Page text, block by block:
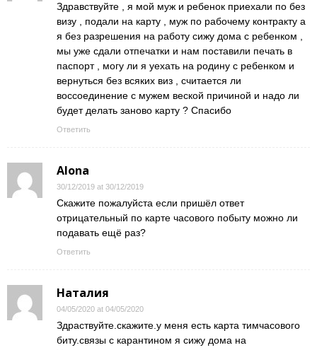
Здравствуйте , я мой муж и ребенок приехали по без
визу , подали на карту , муж по рабочему контракту а
я без разрешения на работу сижу дома с ребенком ,
мы уже сдали отпечатки и нам поставили печать в
паспорт , могу ли я уехать на родину с ребенком и
вернуться без всяких виз , считается ли
воссоединение с мужем веской причиной и надо ли
будет делать заново карту ? Спасибо
Ответить
Alona
30/12/2019 at 30/12/2019
Скажите пожалуйста если пришёл ответ
отрицательный по карте часового побыту можно ли
подавать ещё раз?
Ответить
Наталия
04/05/2020 at 04/05/2020
Здраствуйте.скажите.у меня есть карта тимчасового
биту.связы с карантином я сижу дома на